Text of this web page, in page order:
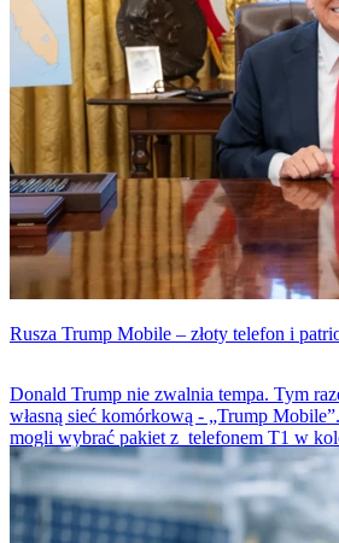
Rusza Trump Mobile – złoty telefon i
Donald Trump nie zwalnia tempa. Tym
własną sieć komórkową - „Trump
mogli wybrać pakiet z telefonem T1 w
Mobilna marka obiecuje patriotyczny
lekarskie i wiele innych. Sprawdź, co kryje
rodziny Trump.